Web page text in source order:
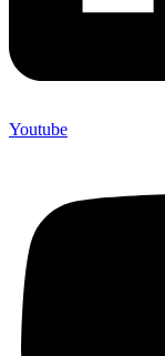
Youtube